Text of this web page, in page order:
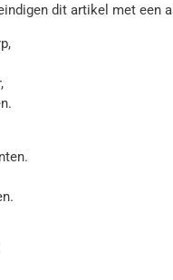
dit artikel met een